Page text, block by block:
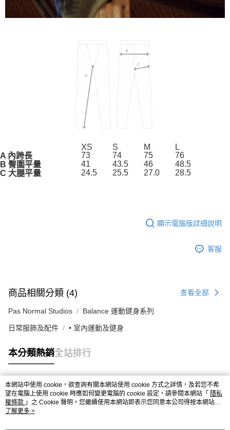
XS S M
L
A 內跨長
73 74 75
76
B 臀圍平量
41 43.5 46
48.5
C 大腿平量
24.5 25.5 27.0 28.5
顯示電腦版詳細說明
客服
商品相關分類 (4) 查看全部
Pas Normal Studios Balance 運動健身系列
日常服飾及配件 • 室內運動及健身
本分類熱銷全站排行
熱門標籤
本網站中使用 cookie，欲查詢有關本網站使用 cookie 方式之詳情，及若您不希
望在電腦上使用 cookie 時應如何變更電腦的 cookie 設定，請參閱本網站「 隱私
權條款 」之 Cookie 聲明。您繼續使用本網站即表示您同意本公司得按本網站使
用條款之 Cookie 聲明使用 cookie。
了解更多 >